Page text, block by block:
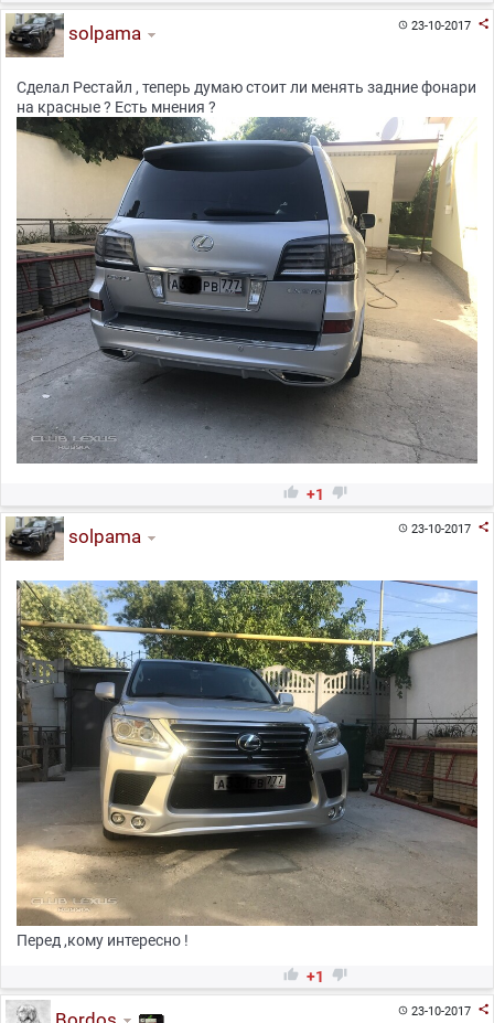
23-10-2017 
solpama
Сделал Рестайл , теперь думаю стоит ли менять задние фонари
на красные ? Есть мнения ?
 +1 
23-10-2017 
solpama
Перед ,кому интересно !
 +1 
23-10-2017 